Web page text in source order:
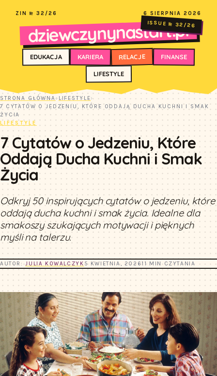
ZIN № 32/26 6 SIERPNIA 2026
dziewczynynastart.pl
ISSUE № 32/26
EDUKACJA KARIERA RELACJE FINANSE
LIFESTYLE
STRONA GŁÓWNA› LIFESTYLE›
7 CYTATÓW O JEDZENIU, KTÓRE ODDAJĄ DUCHA KUCHNI I SMAK
ŻYCIA
LIFESTYLE
7 Cytatów o Jedzeniu, Które
Oddają Ducha Kuchni i Smak
Życia
Odkryj 50 inspirujących cytatów o jedzeniu, które
oddają ducha kuchni i smak życia. Idealne dla
smakoszy szukających motywacji i pięknych
myśli na talerzu.
AUTOR:JULIA KOWALCZYK 5 KWIETNIA, 202611 MIN CZYTANIA